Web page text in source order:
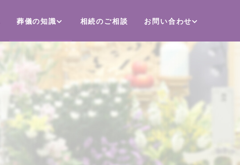
葬儀の知識 相続のご相談 お問い合わせ